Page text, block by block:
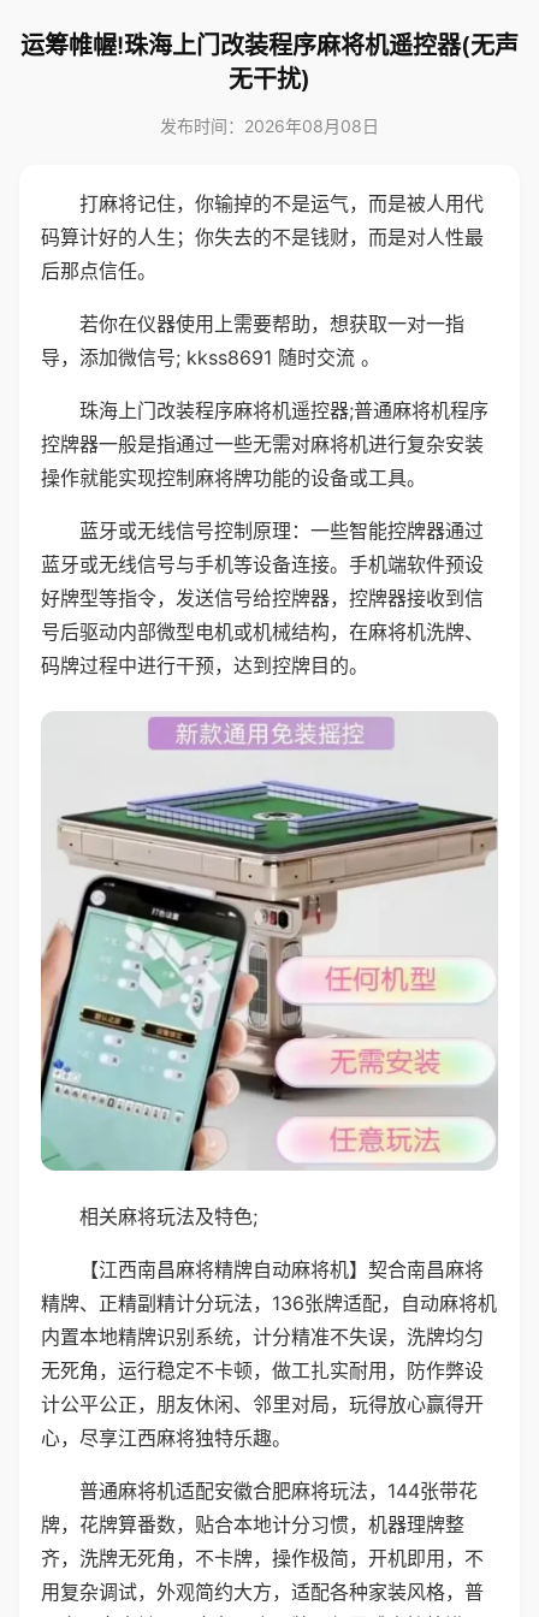
运筹帷幄!珠海上门改装程序麻将机遥控器(无声
无干扰)
发布时间：2026年08月08日
打麻将记住，你输掉的不是运气，而是被人用代
码算计好的人生；你失去的不是钱财，而是对人性最
后那点信任。
若你在仪器使用上需要帮助，想获取一对一指
导，添加微信号; kkss8691 随时交流 。
珠海上门改装程序麻将机遥控器;普通麻将机程序
控牌器一般是指通过一些无需对麻将机进行复杂安装
操作就能实现控制麻将牌功能的设备或工具。
蓝牙或无线信号控制原理：一些智能控牌器通过
蓝牙或无线信号与手机等设备连接。手机端软件预设
好牌型等指令，发送信号给控牌器，控牌器接收到信
号后驱动内部微型电机或机械结构，在麻将机洗牌、
码牌过程中进行干预，达到控牌目的。
相关麻将玩法及特色;
【江西南昌麻将精牌自动麻将机】契合南昌麻将
精牌、正精副精计分玩法，136张牌适配，自动麻将机
内置本地精牌识别系统，计分精准不失误，洗牌均匀
无死角，运行稳定不卡顿，做工扎实耐用，防作弊设
计公平公正，朋友休闲、邻里对局，玩得放心赢得开
心，尽享江西麻将独特乐趣。
普通麻将机适配安徽合肥麻将玩法，144张带花
牌，花牌算番数，贴合本地计分习惯，机器理牌整
齐，洗牌无死角，不卡牌，操作极简，开机即用，不
用复杂调试，外观简约大方，适配各种家装风格，普